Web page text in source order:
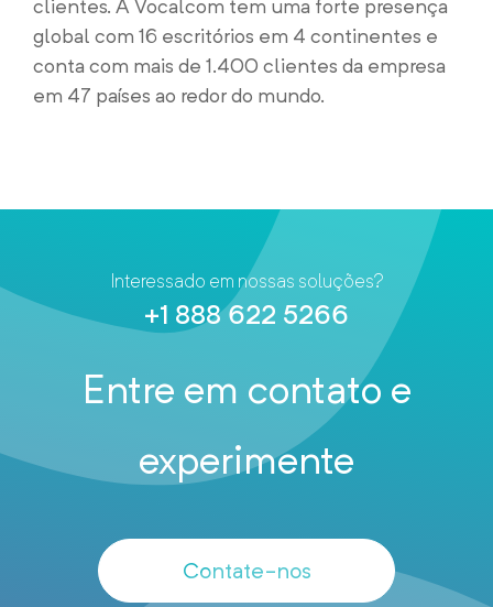
clientes. A Vocalcom tem uma forte presença
global com 16 escritórios em 4 continentes e
conta com mais de 1.400 clientes da empresa
em 47 países ao redor do mundo.
Interessado em nossas soluções?
+1 888 622 5266
Entre em contato e
experimente
Contate-nos